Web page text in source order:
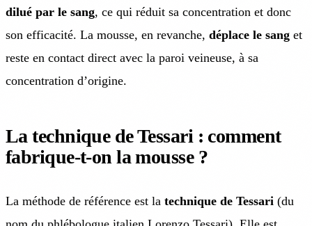
dilué par le sang, ce qui réduit sa concentration et donc
son efficacité. La mousse, en revanche, déplace le sang et
reste en contact direct avec la paroi veineuse, à sa
concentration d’origine.
La technique de Tessari : comment
fabrique-t-on la mousse ?
La méthode de référence est la technique de Tessari (du